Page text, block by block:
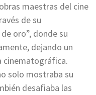
maestras del cine
de su
oro”, donde su
dejando un
cinematográfica.
solo mostraba su
desafiaba las